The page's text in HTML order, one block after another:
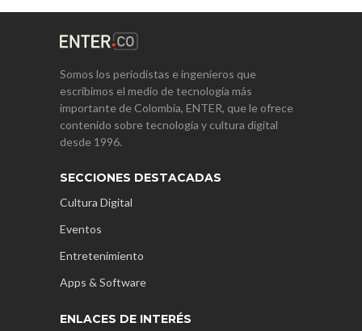
Somos los periodistas e ingenieros que
escribimos el medio de tecnología más
importante de Colombia, ENTER, que le ofrece
contenido sobre tecnología y cultura digital
desde 1996.
SECCIONES DESTACADAS
Cultura Digital
Eventos
Entretenimiento
Apps & Software
ENLACES DE INTERÉS